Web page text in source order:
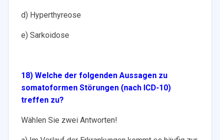
d) Hyperthyreose
e) Sarkoidose
18) Welche der folgenden Aussagen zu
somatoformen Störungen (nach ICD-10)
treffen zu?
Wählen Sie zwei Antworten!